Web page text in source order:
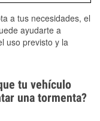
a tus necesidades, el
ayudarte a
uso previsto y la
tu vehículo
una tormenta?